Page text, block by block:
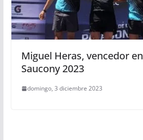
Miguel Heras, vencedor
Saucony 2023
domingo, 3 diciembre 2023